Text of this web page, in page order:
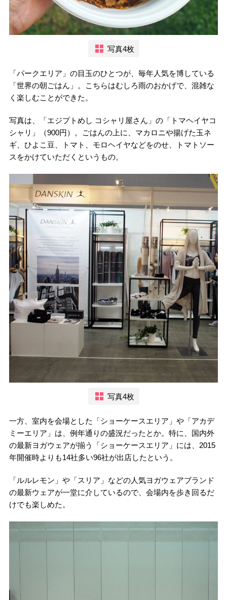
写真4枚
「パークエリア」の目玉のひとつが、毎年人気を博している
「世界の朝ごはん」。こちらはむしろ雨のおかげで、混雑な
く楽しむことができた。
写真は、「エジプトめし コシャリ屋さん」の「トマヘイヤコ
シャリ」（900円）。ごはんの上に、マカロニや揚げた玉ネ
ギ、ひよこ豆、トマト、モロヘイヤなどをのせ、トマトソー
スをかけていただくというもの。
写真4枚
一方、室内を会場とした「ショーケースエリア」や「アカデ
ミーエリア」は、例年通りの盛況だったとか。特に、国内外
の最新ヨガウェアが揃う「ショーケースエリア」には、2015
年開催時よりも14社多い96社が出店したという。
「ルルレモン」や「スリア」などの人気ヨガウェアブランド
の最新ウェアが一堂に介しているので、会場内を歩き回るだ
けでも楽しめた。